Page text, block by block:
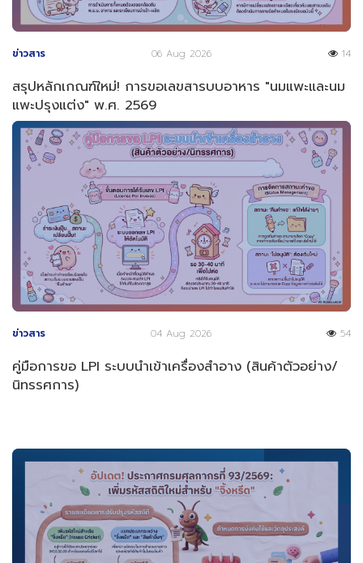
ข่าวสาร 06 Aug 2026 14
สรุปหลักเกณฑ์ใหม่! การขอเลขสารบบอาหาร "นมแพะและนม
แพะปรุงแต่ง" พ.ศ. 2569
ข่าวสาร 04 Aug 2026 54
คู่มือการขอ LPI ระบบนำเข้าเครื่องสำอาง (สินค้าตัวอย่าง/
นิทรรศการ)